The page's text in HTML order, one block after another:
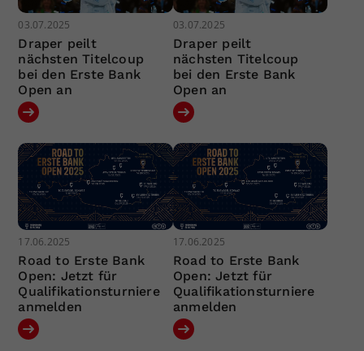
03.07.2025
Draper peilt
nächsten Titelcoup
bei den Erste Bank
Open an
03.07.2025
Draper peilt
nächsten Titelcoup
bei den Erste Bank
Open an
17.06.2025
Road to Erste Bank
Open: Jetzt für
Qualifikationsturniere
anmelden
17.06.2025
Road to Erste Bank
Open: Jetzt für
Qualifikationsturniere
anmelden